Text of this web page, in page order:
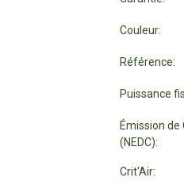
Couleur:
Référence:
Puissance
Émission de
(NEDC):
Crit'Air: